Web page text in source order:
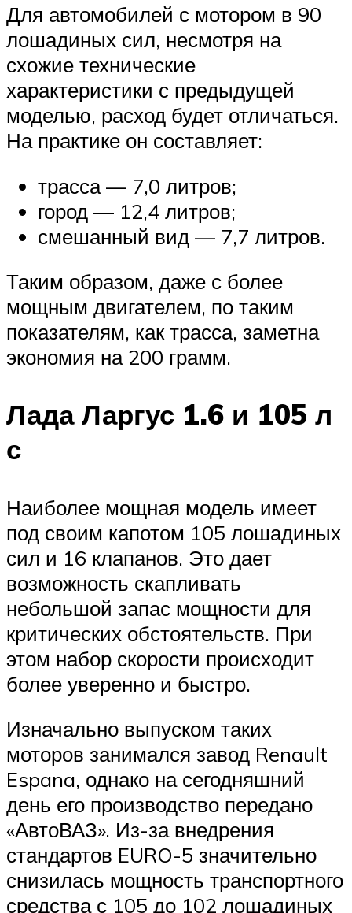
Для автомобилей с мотором в 90
лошадиных сил, несмотря на
схожие технические
характеристики с предыдущей
моделью, расход будет отличаться.
На практике он составляет:
трасса — 7,0 литров;
город — 12,4 литров;
смешанный вид — 7,7 литров.
Таким образом, даже с более
мощным двигателем, по таким
показателям, как трасса, заметна
экономия на 200 грамм.
Лада Ларгус 1.6 и 105 л
с
Наиболее мощная модель имеет
под своим капотом 105 лошадиных
сил и 16 клапанов. Это дает
возможность скапливать
небольшой запас мощности для
критических обстоятельств. При
этом набор скорости происходит
более уверенно и быстро.
Изначально выпуском таких
моторов занимался завод Renault
Espana, однако на сегодняшний
день его производство передано
«АвтоВАЗ». Из-за внедрения
стандартов EURO-5 значительно
снизилась мощность транспортного
средства с 105 до 102 лошадиных